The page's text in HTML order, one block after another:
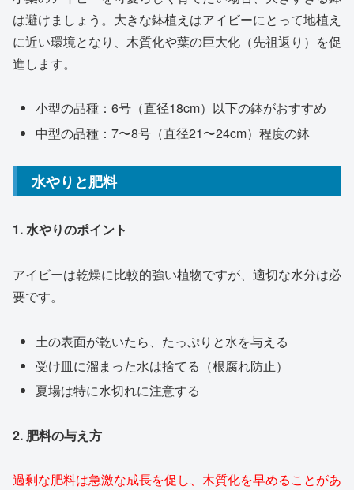
は避けましょう。大きな鉢植えはアイビーにとって地植え
に近い環境となり、木質化や葉の巨大化（先祖返り）を促
進します。
小型の品種：6号（直径18cm）以下の鉢がおすすめ
中型の品種：7〜8号（直径21〜24cm）程度の鉢
水やりと肥料
1. 水やりのポイント
アイビーは乾燥に比較的強い植物ですが、適切な水分は必
要です。
土の表面が乾いたら、たっぷりと水を与える
受け皿に溜まった水は捨てる（根腐れ防止）
夏場は特に水切れに注意する
2. 肥料の与え方
過剰な肥料は急激な成長を促し、木質化を早めることがあ